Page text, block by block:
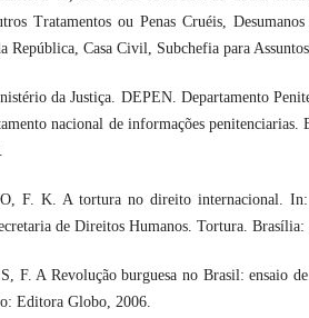
Tratamentos ou Penas Cruéis,
República, Casa Civil, Subchefia para
da Justiça. DEPEN. Departamento
nacional de informações
F. K. A tortura no direito internacional.
de Direitos Humanos. Tortura. Brasília:
F. A Revolução burguesa no Brasil: ensaio
Editora Globo, 2006.